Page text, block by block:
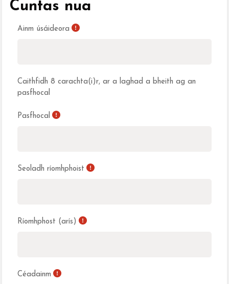
Cuntas nua
Ainm úsáideora
Caithfidh 8 carachta(i)r, ar a laghad a bheith ag an
pasfhocal
Pasfhocal
Seoladh ríomhphoist
Ríomhphost (arís)
Céadainm